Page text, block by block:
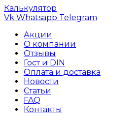
Калькулятор
Vk Whatsapp Telegram
Акции
О компании
Отзывы
Гост и DIN
Оплата и доставка
Новости
Статьи
FAQ
Контакты